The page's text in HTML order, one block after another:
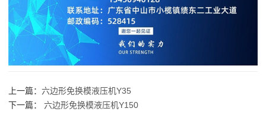
上一篇： 六边形免换模液压机Y35
下一篇： 六边形免换模液压机Y150